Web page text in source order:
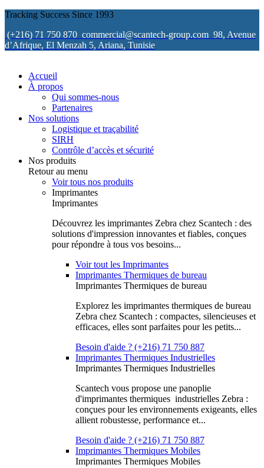
Tracking Success Since 1993
(+216) 71 750 870 commercial@scantech-group.com 98, Avenue
d’Afrique, El Menzah 5, Ariana, Tunisie
Accueil
À propos
Qui sommes-nous
Partenaires
Nos solutions
Logistique et traçabilité
SIRH
Contrôle d’accès et sécurité
Nos produits
Retour au menu
Voir tous nos produits
Imprimantes
Imprimantes
Découvrez les imprimantes Zebra chez Scantech : des
solutions d'impression innovantes et fiables, conçues
pour répondre à tous vos besoins...
Voir tout les Imprimantes
Imprimantes Thermiques de bureau
Imprimantes Thermiques de bureau
Explorez les imprimantes thermiques de bureau
Zebra chez Scantech : compactes, silencieuses et
efficaces, elles sont parfaites pour les petits...
Besoin d'aide ? (+216) 71 750 887
Imprimantes Thermiques Industrielles
Imprimantes Thermiques Industrielles
Scantech vous propose une panoplie
d'imprimantes thermiques industrielles Zebra :
conçues pour les environnements exigeants, elles
allient robustesse, performance et...
Besoin d'aide ? (+216) 71 750 887
Imprimantes Thermiques Mobiles
Imprimantes Thermiques Mobiles